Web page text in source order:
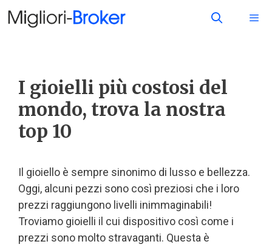
I gioielli più costosi del
mondo, trova la nostra
top 10
Il gioiello è sempre sinonimo di lusso e bellezza.
Oggi, alcuni pezzi sono così preziosi che i loro
prezzi raggiungono livelli inimmaginabili!
Troviamo gioielli il cui dispositivo così come i
prezzi sono molto stravaganti. Questa è